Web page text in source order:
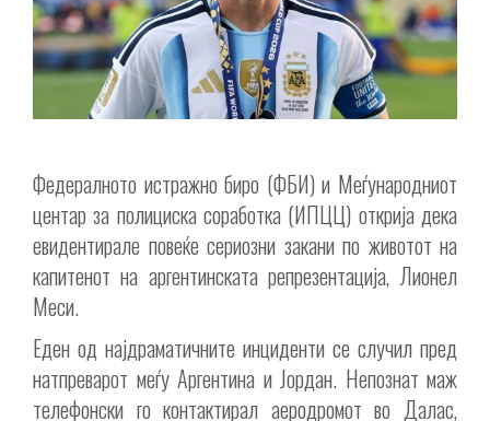
Федералното истражно биро (ФБИ) и Меѓународниот
центар за полициска соработка (ИПЦЦ) открија дека
евидентирале повеќе сериозни закани по животот на
капитенот на аргентинската репрезентација, Лионел
Меси.
Еден од најдраматичните инциденти се случил пред
натпреварот меѓу Аргентина и Јордан. Непознат маж
телефонски го контактирал аеродромот во Далас,